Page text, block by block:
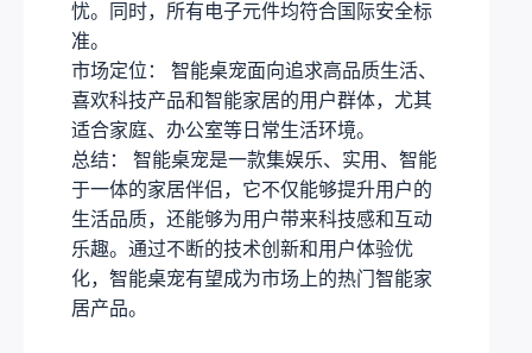
忧。同时，所有电子元件均符合国际安全标
准。
市场定位： 智能桌宠面向追求高品质生活、
喜欢科技产品和智能家居的用户群体，尤其
适合家庭、办公室等日常生活环境。
总结： 智能桌宠是一款集娱乐、实用、智能
于一体的家居伴侣，它不仅能够提升用户的
生活品质，还能够为用户带来科技感和互动
乐趣。通过不断的技术创新和用户体验优
化，智能桌宠有望成为市场上的热门智能家
居产品。